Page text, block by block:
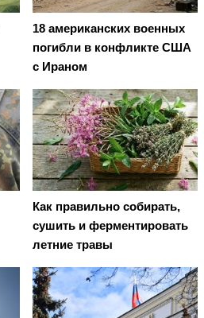
18 американских военных
погибли в конфликте США
с Ираном
Как правильно собирать,
сушить и ферментировать
летние травы